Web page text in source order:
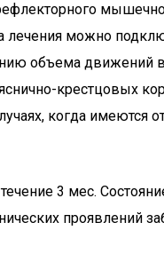
лечения можно
объема движений
крестцовых
когда имеются
3 мес.
проявлений